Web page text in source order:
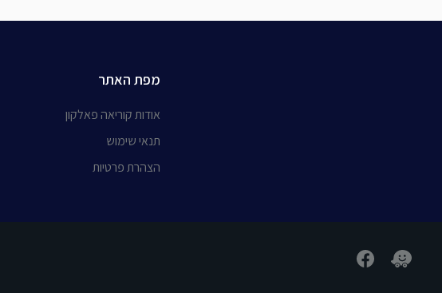
מפת האתר
אודות קוריאה פאלקון
תנאי שימוש
הצהרת פרטיות